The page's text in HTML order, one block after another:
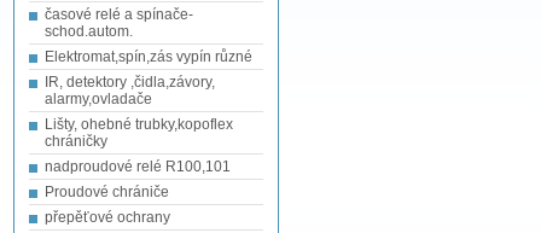
časové relé a spínače-
schod.autom.
Elektromat,spín,zás vypín různé
IR, detektory ,čidla,závory,
alarmy,ovladače
Lišty, ohebné trubky,kopoflex
chráničky
nadproudové relé R100,101
Proudové chrániče
přepěťové ochrany